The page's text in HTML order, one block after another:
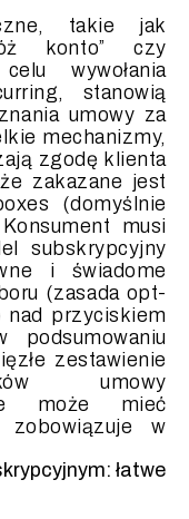
takie jak
konto” czy
wywołania
stanowią
umowy za
mechanizmy,
zgodę klienta
zakazane jest
(domyślnie
musi
subskrypcyjny
i świadome
(zasada opt-
nad przyciskiem
podsumowaniu
zestawienie
umowy
może mieć
w
łatwe